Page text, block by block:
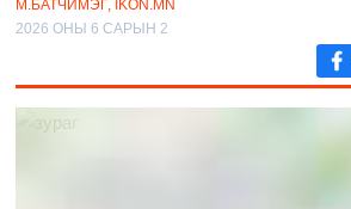
М.БАТЧИМЭГ, IKON.MN
2026 ОНЫ 6 САРЫН 2